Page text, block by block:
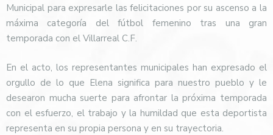
Municipal para expresarle las felicitaciones por su ascenso a la
máxima categoría del fútbol femenino tras una gran
temporada con el Villarreal C.F.
En el acto, los representantes municipales han expresado el
orgullo de lo que Elena significa para nuestro pueblo y le
desearon mucha suerte para afrontar la próxima temporada
con el esfuerzo, el trabajo y la humildad que esta deportista
representa en su propia persona y en su trayectoria.